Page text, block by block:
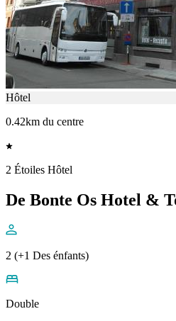
Hôtel
0.42km du centre
2 Étoiles Hôtel
De Bonte Os Hotel &
2 (+1 Des énfants)
Double